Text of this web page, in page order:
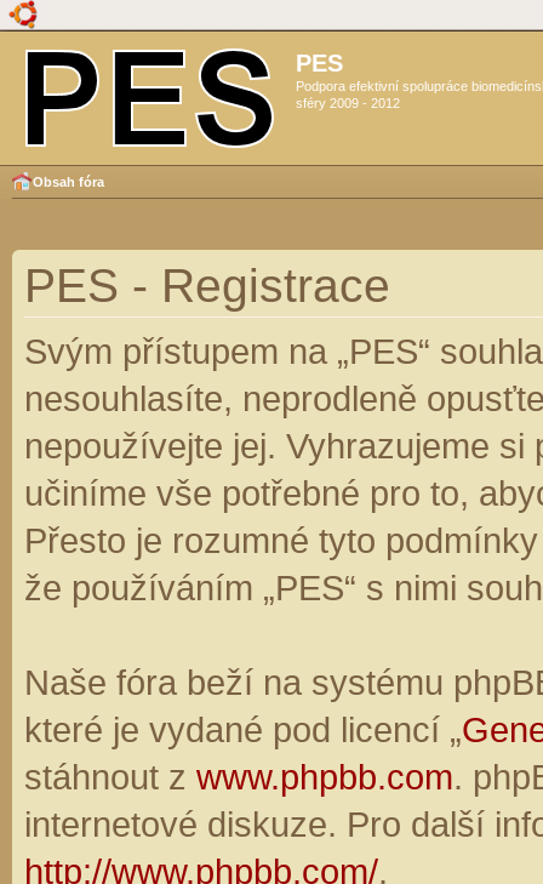
PES
Podpora efektivní spolupráce
sféry 2009 - 2012
Obsah fóra
PES - Registrace
Svým přístupem na „PES“
nesouhlasíte, neprodleně
nepoužívejte jej. Vyhrazujeme
učiníme vše potřebné pro to,
Přesto je rozumné tyto
že používáním „PES“ s nimi
Naše fóra beží na systému
které je vydané pod licencí „
stáhnout z www.phpbb.com.
internetové diskuze. Pro další
http://www.phpbb.com/.